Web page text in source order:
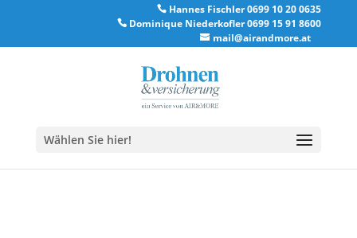
Hannes Fischler 0699 10 20 0635
Dominique Niederkofler 0699 15 91 8600
mail@airandmore.at
Wählen Sie hier!